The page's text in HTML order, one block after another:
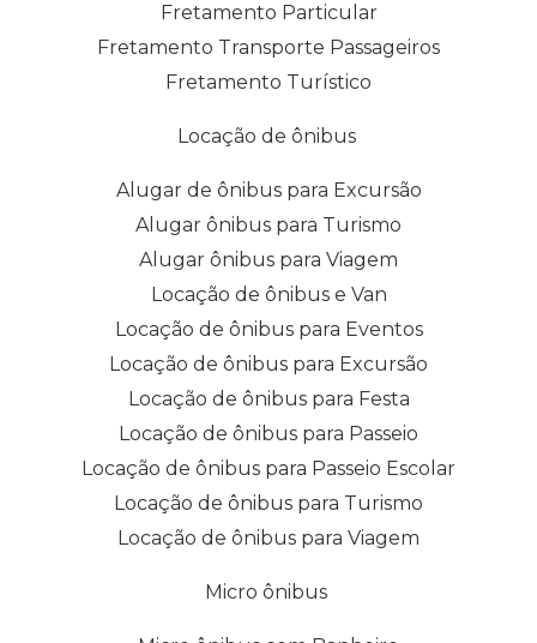
Fretamento Particular
Fretamento Transporte Passageiros
Fretamento Turístico
Locação de ônibus
Alugar de ônibus para Excursão
Alugar ônibus para Turismo
Alugar ônibus para Viagem
Locação de ônibus e Van
Locação de ônibus para Eventos
Locação de ônibus para Excursão
Locação de ônibus para Festa
Locação de ônibus para Passeio
Locação de ônibus para Passeio Escolar
Locação de ônibus para Turismo
Locação de ônibus para Viagem
Micro ônibus